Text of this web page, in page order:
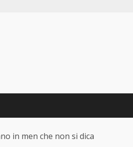
in men che non si dica